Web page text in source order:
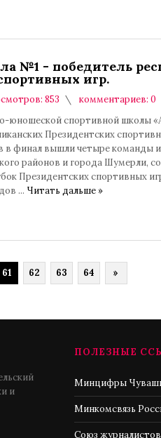
№1 - победитель
игр.
853
комментариев: 0
юношеской спортивной школы
Президентских
в финал вышли четыре команды
районов и города Шумерли,
Президентских спортивных
... Читать дальше »
61 62 63 64
»
и
ПОЛЕЗНЫЕ
Минцифры
Минкомсвязь
Союз